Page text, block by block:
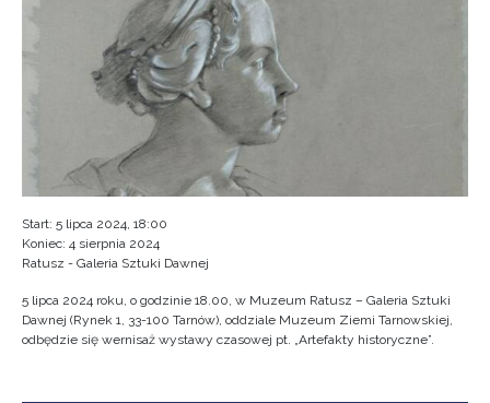
Start: 5 lipca 2024, 18:00
Koniec: 4 sierpnia 2024
Ratusz - Galeria Sztuki Dawnej
5 lipca 2024 roku, o godzinie 18.00, w Muzeum Ratusz – Galeria Sztuki
Dawnej (Rynek 1, 33-100 Tarnów), oddziale Muzeum Ziemi Tarnowskiej,
odbędzie się wernisaż wystawy czasowej pt. „Artefakty historyczne”.